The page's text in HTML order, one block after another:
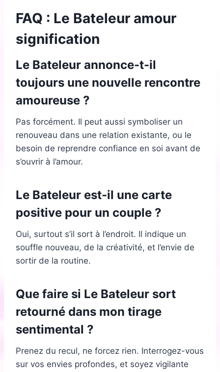
FAQ : Le Bateleur amour
signification
Le Bateleur annonce-t-il
toujours une nouvelle rencontre
amoureuse ?
Pas forcément. Il peut aussi symboliser un
renouveau dans une relation existante, ou le
besoin de reprendre confiance en soi avant de
s’ouvrir à l’amour.
Le Bateleur est-il une carte
positive pour un couple ?
Oui, surtout s’il sort à l’endroit. Il indique un
souffle nouveau, de la créativité, et l’envie de
sortir de la routine.
Que faire si Le Bateleur sort
retourné dans mon tirage
sentimental ?
Prenez du recul, ne forcez rien. Interrogez-vous
sur vos envies profondes, et soyez vigilante